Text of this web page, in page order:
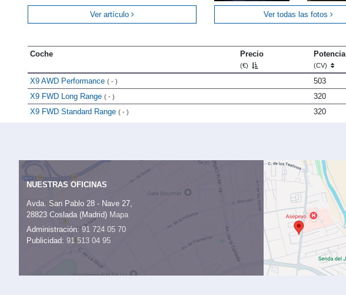
Ver artículo Ver todas las fotos
Coche
Precio
(€)
Potencia
(CV)
X9 AWD Performance ( - ) 503
X9 FWD Long Range ( - ) 320
X9 FWD Standard Range ( - ) 320
NUESTRAS OFICINAS
Avda. San Pablo 28 - Nave 27,
28823 Coslada (Madrid) Mapa
Administración:91 724 05 70
Publicidad: 91 513 04 95